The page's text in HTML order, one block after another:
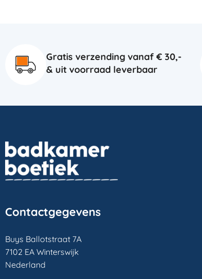
Gratis verzending vanaf € 30,-
& uit voorraad leverbaar
Contactgegevens
Buys Ballotstraat 7A
7102 EA Winterswijk
Nederland